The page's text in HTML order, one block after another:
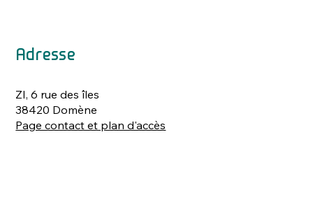
Adresse
ZI, 6 rue des îles
38420 Domène
Page contact et plan d'accès